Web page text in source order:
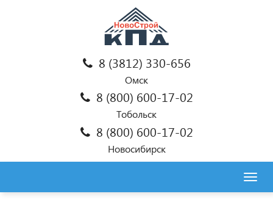
8 (3812) 330-656
Омск
8 (800) 600-17-02
Тобольск
8 (800) 600-17-02
Новосибирск